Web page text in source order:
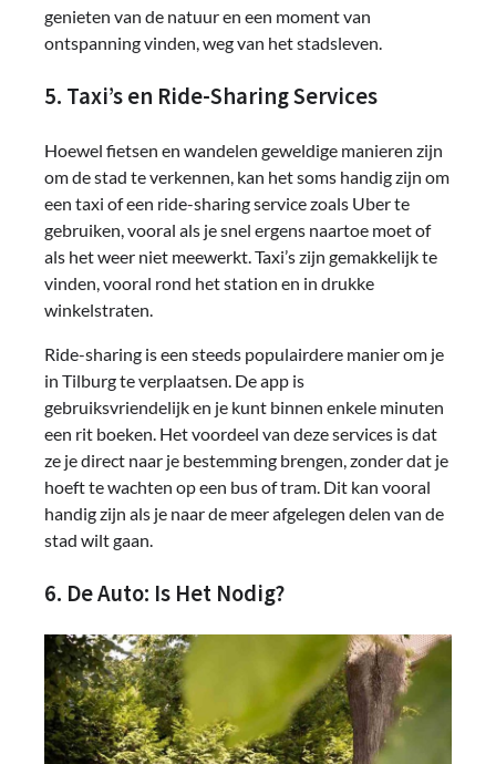
genieten van de natuur en een moment van
ontspanning vinden, weg van het stadsleven.
5. Taxi’s en Ride-Sharing Services
Hoewel fietsen en wandelen geweldige manieren zijn
om de stad te verkennen, kan het soms handig zijn om
een taxi of een ride-sharing service zoals Uber te
gebruiken, vooral als je snel ergens naartoe moet of
als het weer niet meewerkt. Taxi’s zijn gemakkelijk te
vinden, vooral rond het station en in drukke
winkelstraten.
Ride-sharing is een steeds populairdere manier om je
in Tilburg te verplaatsen. De app is
gebruiksvriendelijk en je kunt binnen enkele minuten
een rit boeken. Het voordeel van deze services is dat
ze je direct naar je bestemming brengen, zonder dat je
hoeft te wachten op een bus of tram. Dit kan vooral
handig zijn als je naar de meer afgelegen delen van de
stad wilt gaan.
6. De Auto: Is Het Nodig?